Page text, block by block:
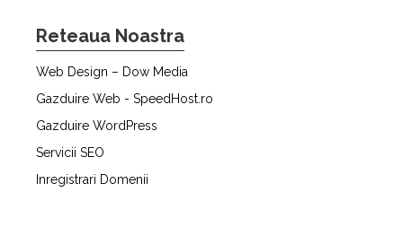
Reteaua Noastra
Web Design – Dow Media
Gazduire Web - SpeedHost.ro
Gazduire WordPress
Servicii SEO
Inregistrari Domenii